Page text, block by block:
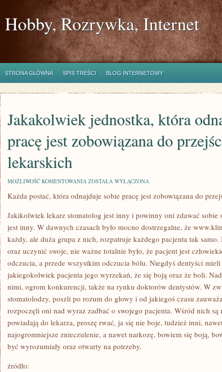
Hobby, Rozrywka, Internet
STRONA GŁÓWNA SPIS TREŚCI BLOG INTERNETOWY
Jakakolwiek jednostka, która
pracę jest zobowiązana do
lekarskich
MOŻLIWOŚĆ KOMENTOWANIA JAKAKOLWIEK
KTÓRA
ODNAJDUJE
PRACĘ
JEST
ZOBOWIĄZANA
DO
PRZEJŚCIA
TESTÓW
LEKARSKICH
ZOSTAŁA WYŁĄCZONA
Każda postać, która odnajduje sobie pracę jest zobowiązana do
Jakikolwiek lekarz stomatolog jest inny i powinny oni zdawać sobie
jest inny. W dawnych czasach było mocno dostrzegalne, że
każdy, ale duża grupa z nich, rozpatruje każdego pacjenta tak
oraz uczynić swoje, nie ważne totalnie było, że pacjent jest
odczucia, a przede wszystkim odczucia bólu. Niegdyś dentyści mieli
jakiegokolwiek pacjenta jego wyrzekań, że się boją oraz że boli.
nimi, ogrom konkurencji, także na rynku doktorów dentystów. W
stomatolodzy, poszli po rozum do głowy i od jakiegoś czasu
rozpoczęli oni nad wyraz zadbać o swojego pacjenta. Wśród nich
powiadają do lekarza, proszę rwać, ja się nie boje, tudzież inni,
najogromniejsze znieczulenie, a nawet narkozę, bowiem się boją,
być wyrozumiały oraz otwarty na potrzeby.
źródło: